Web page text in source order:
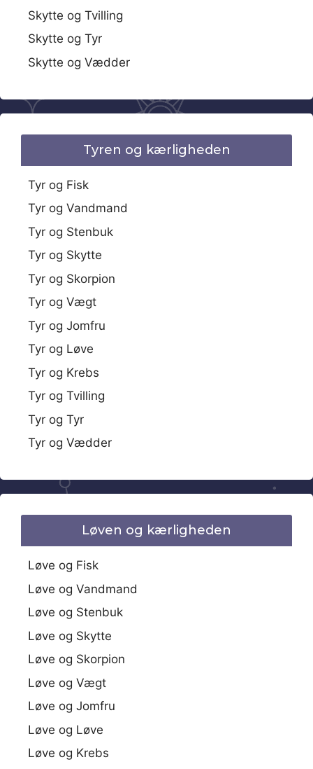
Skytte og Tvilling
Skytte og Tyr
Skytte og Vædder
Tyren og kærligheden
Tyr og Fisk
Tyr og Vandmand
Tyr og Stenbuk
Tyr og Skytte
Tyr og Skorpion
Tyr og Vægt
Tyr og Jomfru
Tyr og Løve
Tyr og Krebs
Tyr og Tvilling
Tyr og Tyr
Tyr og Vædder
Løven og kærligheden
Løve og Fisk
Løve og Vandmand
Løve og Stenbuk
Løve og Skytte
Løve og Skorpion
Løve og Vægt
Løve og Jomfru
Løve og Løve
Løve og Krebs